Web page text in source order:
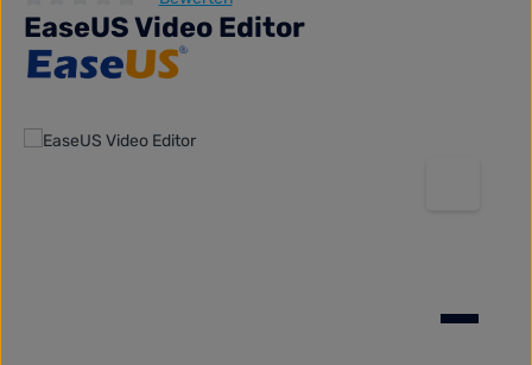
Durchschnittliche Bewertung von 0 von 5 Sternen
EaseUS Video Editor
Bildergalerie überspringen